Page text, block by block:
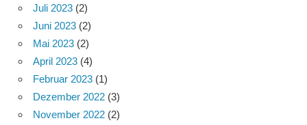
Juli 2023 (2)
Juni 2023 (2)
Mai 2023 (2)
April 2023 (4)
Februar 2023 (1)
Dezember 2022 (3)
November 2022 (2)